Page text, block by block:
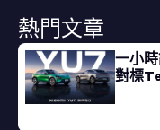
熱門文章
一小
對標